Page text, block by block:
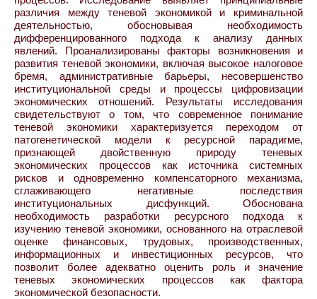
различия между теневой экономикой и криминальной
деятельностью, обосновывая необходимость
дифференцированного подхода к анализу данных
явлений. Проанализированы факторы возникновения и
развития теневой экономики, включая высокое налоговое
бремя, административные барьеры, несовершенство
институциональной среды и процессы цифровизации
экономических отношений. Результаты исследования
свидетельствуют о том, что современное понимание
теневой экономики характеризуется переходом от
патогенетической модели к ресурсной парадигме,
признающей двойственную природу теневых
экономических процессов как источника системных
рисков и одновременно компенсаторного механизма,
сглаживающего негативные последствия
институциональных дисфункций. Обоснована
необходимость разработки ресурсного подхода к
изучению теневой экономики, основанного на отраслевой
оценке финансовых, трудовых, производственных,
информационных и инвестиционных ресурсов, что
позволит более адекватно оценить роль и значение
теневых экономических процессов как фактора
экономической безопасности.